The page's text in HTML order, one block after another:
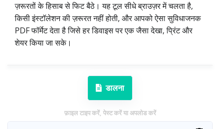
ज़रूरतों के हिसाब से फिट बैठे। यह टूल सीधे ब्राउज़र में चलता है,
किसी इंस्टॉलेशन की ज़रूरत नहीं होती, और आपको ऐसा सुविधाजनक
PDF फॉर्मेट देता है जिसे हर डिवाइस पर एक जैसा देखा, प्रिंट और
शेयर किया जा सके।
डालना
फ़ाइल टाइप करें, पेस्ट करें या अपलोड करें